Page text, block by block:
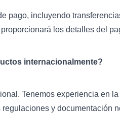
pago, incluyendo
los detalles del
internacionalmente?
Tenemos experiencia en
y documentación